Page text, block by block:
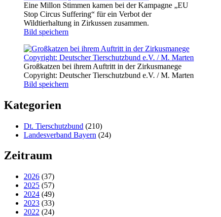
Eine Millon Stimmen kamen bei der Kampagne „EU
Stop Circus Suffering“ für ein Verbot der
Wildtierhaltung in Zirkussen zusammen.
Bild speichern
Großkatzen bei ihrem Auftritt in der Zirkusmanege
Copyright: Deutscher Tierschutzbund e.V. / M. Marten
Bild speichern
Kategorien
Dt. Tierschutzbund (210)
Landesverband Bayern (24)
Zeitraum
2026 (37)
2025 (57)
2024 (49)
2023 (33)
2022 (24)